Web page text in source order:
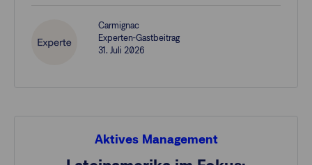
Carmignac
Experten-Gastbeitrag
31. Juli 2026
Aktives Management